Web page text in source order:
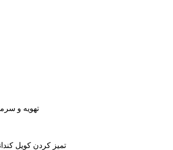
تهویه و
تمیز کردن کویل